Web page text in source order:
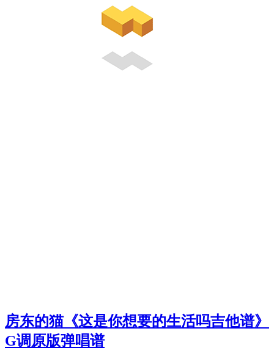
房东的猫《这是你想要的生活吗吉他谱》
G调原版弹唱谱